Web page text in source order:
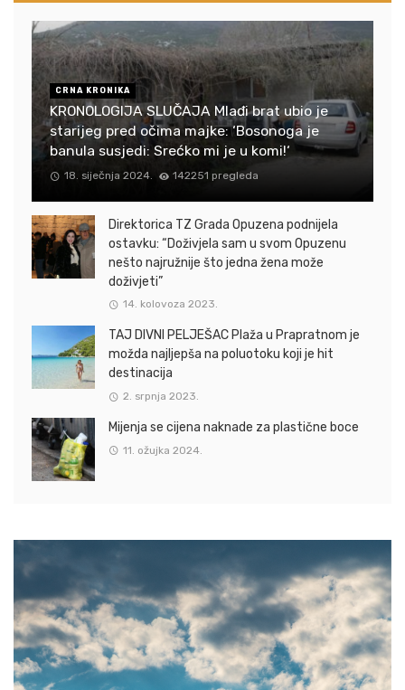
CRNA KRONIKA
KRONOLOGIJA SLUČAJA Mlađi brat ubio je
starijeg pred očima majke: ‘Bosonoga je
banula susjedi: Srećko mi je u komi!‘
18. siječnja 2024. 142251 pregleda
Direktorica TZ Grada Opuzena podnijela
ostavku: “Doživjela sam u svom Opuzenu
nešto najružnije što jedna žena može
doživjeti”
14. kolovoza 2023.
TAJ DIVNI PELJEŠAC Plaža u Prapratnom je
možda najljepša na poluotoku koji je hit
destinacija
2. srpnja 2023.
Mijenja se cijena naknade za plastične boce
11. ožujka 2024.